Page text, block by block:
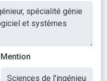
Mention